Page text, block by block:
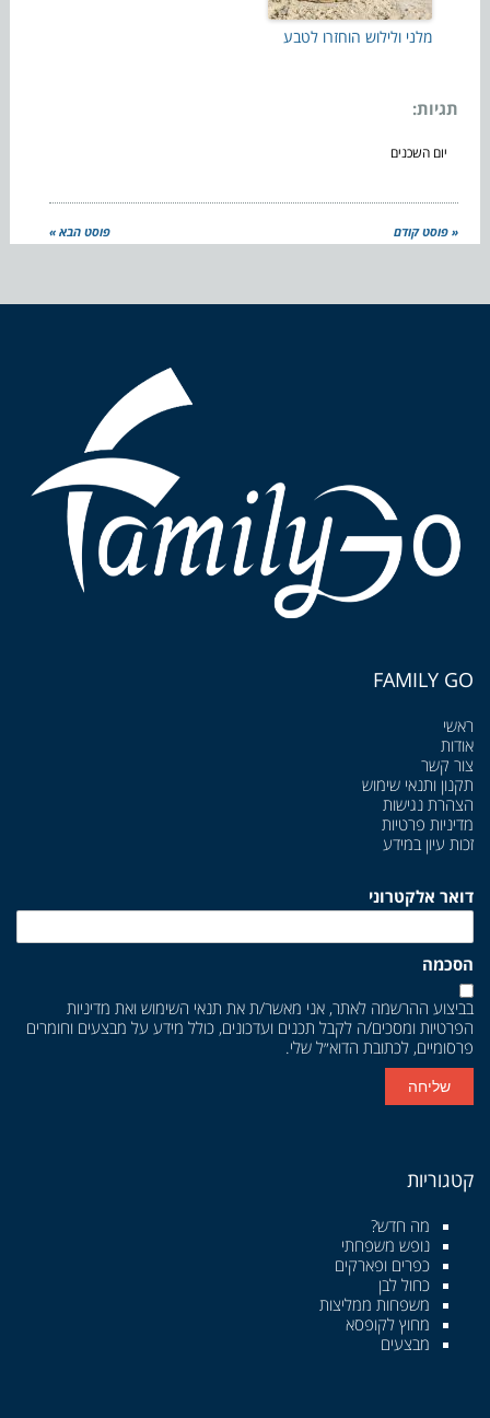
מלני ולילוש הוחזרו לטבע
תגיות:
יום השכנים
« פוסט קודם פוסט הבא »
FAMILY GO
ראשי
אודות
צור קשר
תקנון ותנאי שימוש
הצהרת נגישות
מדיניות פרטיות
זכות עיון במידע
דואר אלקטרוני
הסכמה
בביצוע ההרשמה לאתר, אני מאשר/ת את תנאי השימוש ואת מדיניות
הפרטיות ומסכים/ה לקבל תכנים ועדכונים, כולל מידע על מבצעים וחומרים
פרסומיים, לכתובת הדוא״ל שלי.
שליחה
קטגוריות
מה חדש?
נופש משפחתי
כפרים ופארקים
כחול לבן
משפחות ממליצות
מחוץ לקופסא
מבצעים